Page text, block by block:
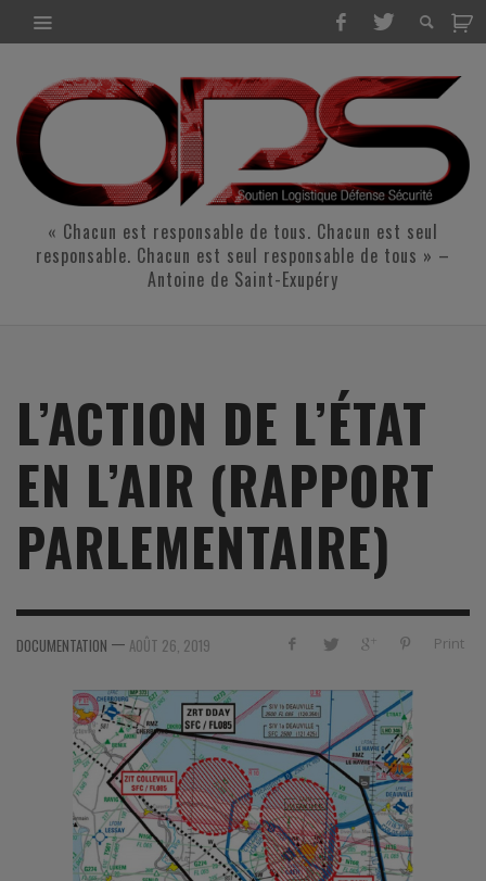
« Chacun est responsable de tous. Chacun est seul
responsable. Chacun est seul responsable de tous » –
Antoine de Saint-Exupéry
L’ACTION DE L’ÉTAT
EN L’AIR (RAPPORT
PARLEMENTAIRE)
Print
DOCUMENTATION — AOÛT 26, 2019